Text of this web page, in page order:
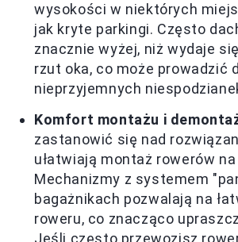
wysokości w niektórych
jak kryte parkingi. Często
znacznie wyżej, niż wydaje
rzut oka, co może prowadzić
nieprzyjemnych
Komfort montażu i
zastanowić się nad
ułatwiają montaż rowerów
Mechanizmy z systemem
bagażnikach pozwalają na
roweru, co znacząco
Jeśli często przewozisz